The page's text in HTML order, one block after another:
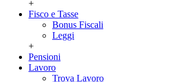
+
Fisco e Tasse
Bonus Fiscali
Leggi
+
Pensioni
Lavoro
Trova Lavoro